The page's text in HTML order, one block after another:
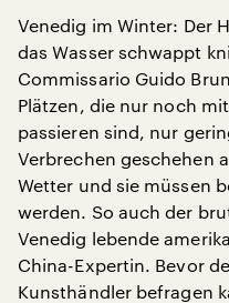
Venedig im Winter: Der
das Wasser schwappt
Commissario Guido
Plätzen, die nur noch
passieren sind, nur
Verbrechen geschehen
Wetter und sie müssen
werden. So auch der
Venedig lebende
China-Expertin. Bevor
Kunsthändler befragen